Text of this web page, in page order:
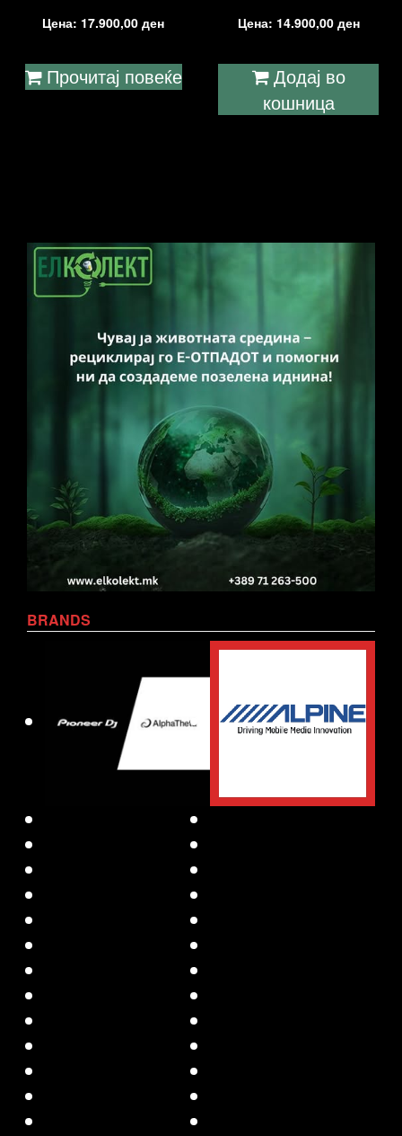
Цена: 17.900,00ден
Прочитај повеќе
Цена: 14.900,00 ден
Додај во
кошница
BRANDS